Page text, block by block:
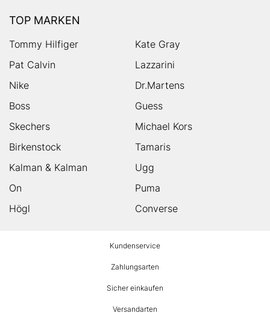
TOP MARKEN
Tommy Hilfiger
Kate Gray
Pat Calvin
Lazzarini
Nike
Dr.Martens
Boss
Guess
Skechers
Michael Kors
Birkenstock
Tamaris
Kalman & Kalman
Ugg
On
Puma
Högl
Converse
Kundenservice
Zahlungsarten
Sicher einkaufen
Versandarten